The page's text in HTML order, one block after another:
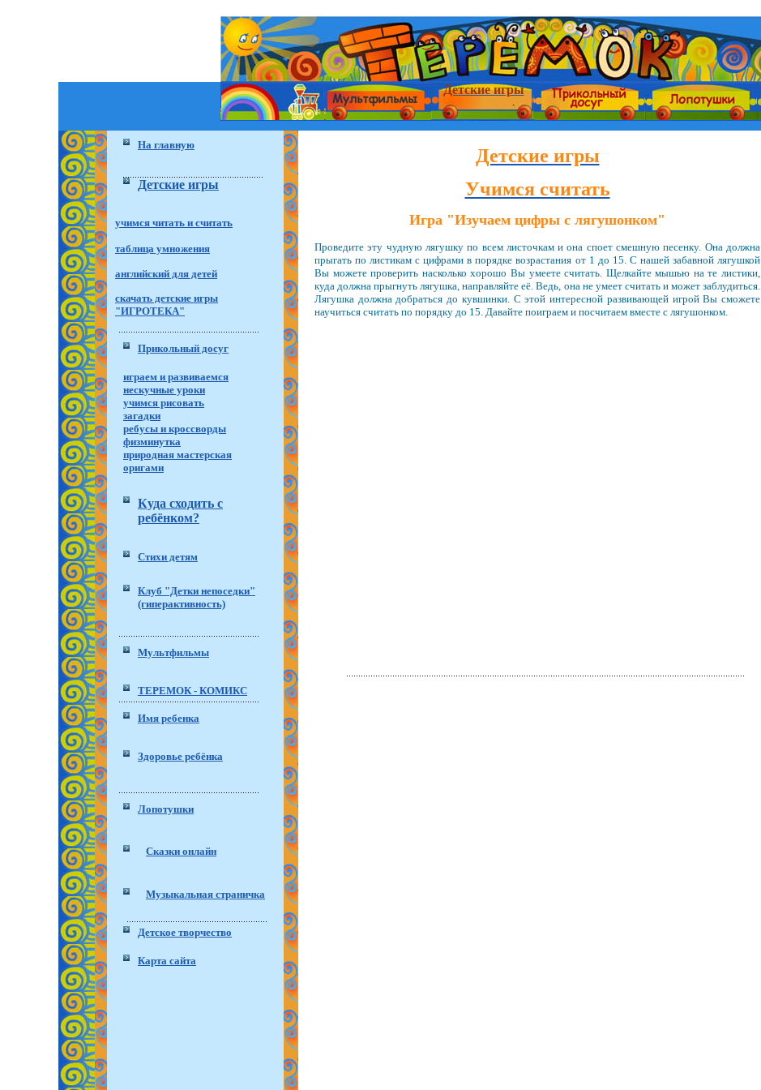
Детские игры
На главную
Детские игры
учимся читать и считать
таблица умножения
английский для детей
скачать детские игры
"ИГРОТЕКА"
Прикольный досуг
играем и развиваемся
нескучные уроки
учимся рисовать
загадки
ребусы и кроссворды
физминутка
природная мастерская
оригами
Куда сходить с
ребёнком?
Стихи детям
Клуб "Детки непоседки"
(гиперактивность)
Мультфильмы
ТЕРЕМОК - КОМИКС
Имя ребенка
Здоровье ребёнка
Лопотушки
Сказки онлайн
Музыкальная страничка
Детское творчество
Карта сайта
Детские игры
Учимся считать
Игра "Изучаем цифры с лягушонком"
Проведите эту чудную лягушку по всем листочкам и она споет смешную песенку. Она должна
прыгать по листикам с цифрами в порядке возрастания от 1 до 15. С нашей забавной лягушкой
Вы можете проверить насколько хорошо Вы умеете считать. Щелкайте мышью на те листики,
куда должна прыгнуть лягушка, направляйте её. Ведь, она не умеет считать и может заблудиться.
Лягушка должна добраться до кувшинки. С этой интересной развивающей игрой Вы сможете
научиться считать по порядку до 15. Давайте поиграем и посчитаем вместе с лягушонком.